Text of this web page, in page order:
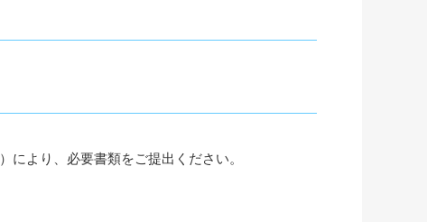
より、必要書類をご提出ください。